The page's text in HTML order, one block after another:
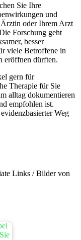
Sie Ihre
und
oder Ihrem ⁤Arzt
Forschung geht⁣
besser
viele Betroffene in
eröffnen ‍dürften.
⁤gern für
Therapie für ⁢Sie
alltag ‌dokumentieren
empfohlen ist.​
Weg
Links / Bilder von